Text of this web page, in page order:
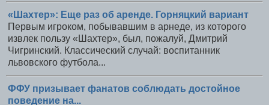
«Шахтер»: Еще раз об аренде. Горняцкий вариант
Первым игроком, побывавшим в арнеде, из которого
извлек пользу «Шахтер», был, пожалуй, Дмитрий
Чигринский. Классический случай: воспитанник
львовского футбола...
ФФУ призывает фанатов соблюдать достойное
поведение на...